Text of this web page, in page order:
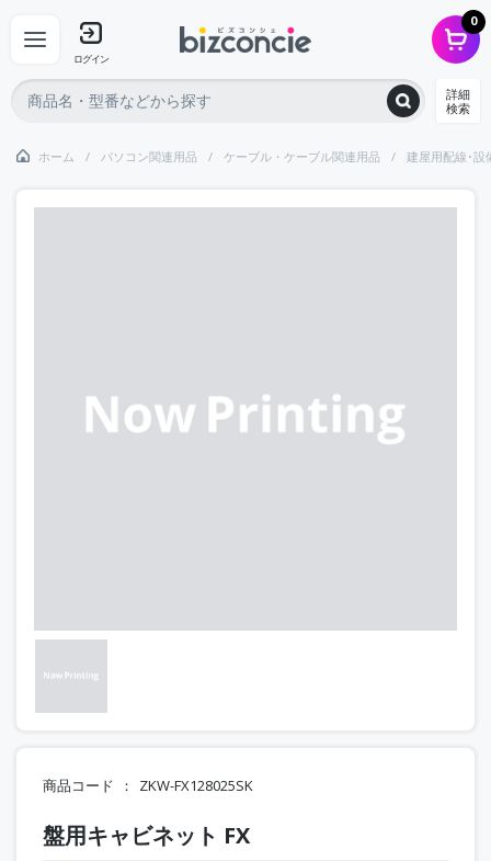
ログイン
0
詳細
検索
ホーム パソコン関連用品 ケーブル・ケーブル関連用品 建屋用配線･設
商品コード ZKW-FX128025SK
盤用キャビネット FX